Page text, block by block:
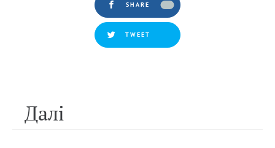
SHARE
TWEET
Далi